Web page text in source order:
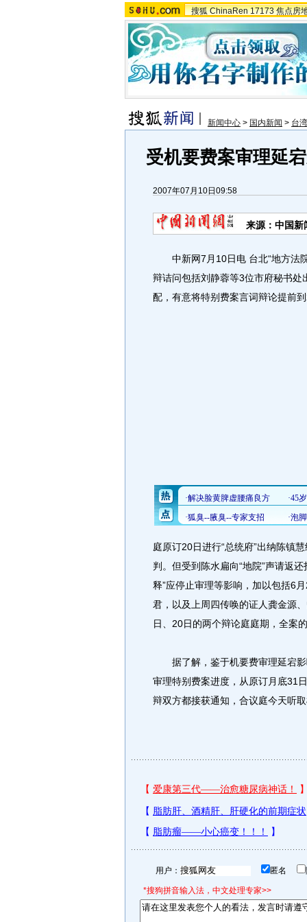
搜狐 ChinaRen 17173 焦点房
新闻中心 > 国内新闻 > 台
受机要费案审理延
2007年07月10日09:58
来源：中国新
中新网7月10日电 台北“地方法院
辩诘问包括刘静蓉等3位市府秘书
配，有意将特别费案言词辩论提前
庭原订20日进行“总统府”出纳陈镇
判。但受到陈水扁向“地院”声请返
释”应停止审理等影响，加以包括6
君，以及上周四传唤的证人龚金源
日、20日的两个辩论庭庭期，全案
据了解，鉴于机要费审理延宕影
审理特别费案进度，从原订月底31
辩双方都接获通知，合议庭今天听
用户： 匿名
*搜狗拼音输入法，中文处理专家>>